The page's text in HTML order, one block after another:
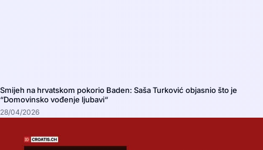
Smijeh na hrvatskom pokorio Baden: Saša Turković objasnio što je
“Domovinsko vođenje ljubavi“
28/04/2026